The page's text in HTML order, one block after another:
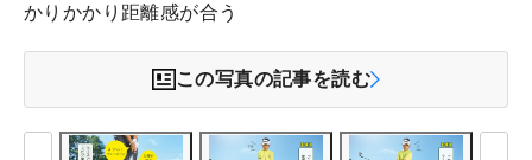
かりかかり距離感が合う
この写真の記事を読む